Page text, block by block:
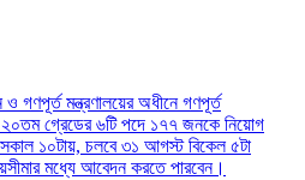
গণপূর্ত মন্ত্রণালয়ের অধীনে গণপূর্ত
গ্রেডের ৬টি পদে ১৭৭ জনকে নিয়োগ
১০টায়, চলবে ৩১ আগস্ট বিকেল ৫টা
মধ্যে আবেদন করতে পারবেন।